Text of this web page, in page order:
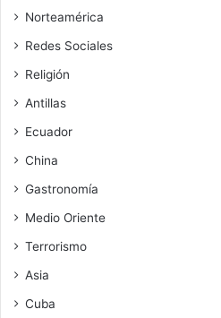
Norteamérica
Redes Sociales
Religión
Antillas
Ecuador
China
Gastronomía
Medio Oriente
Terrorismo
Asia
Cuba